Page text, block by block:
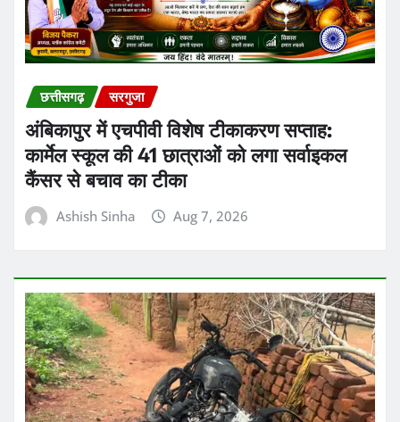
छत्तीसगढ़ सरगुजा
अंबिकापुर में एचपीवी विशेष टीकाकरण सप्ताह:
कार्मेल स्कूल की 41 छात्राओं को लगा सर्वाइकल
Ashish Sinha Aug 7, 2026